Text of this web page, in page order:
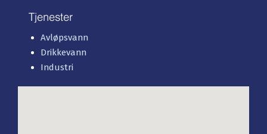
Tjenester
Avløpsvann
Drikkevann
Industri